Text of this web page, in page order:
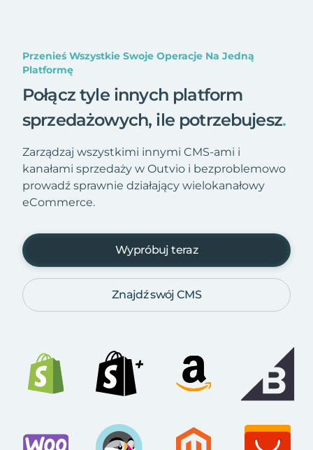
Przenieś Wszystkie Swoje Operacje Na Jedną
Platformę
Połącz tyle innych platform
sprzedażowych, ile potrzebujesz.
Zarządzaj wszystkimi innymi CMS-ami i
kanałami sprzedaży w Outvio i bezproblemowo
prowadź sprawnie działający wielokanałowy
eCommerce.
Wypróbuj teraz
Znajdź swój CMS